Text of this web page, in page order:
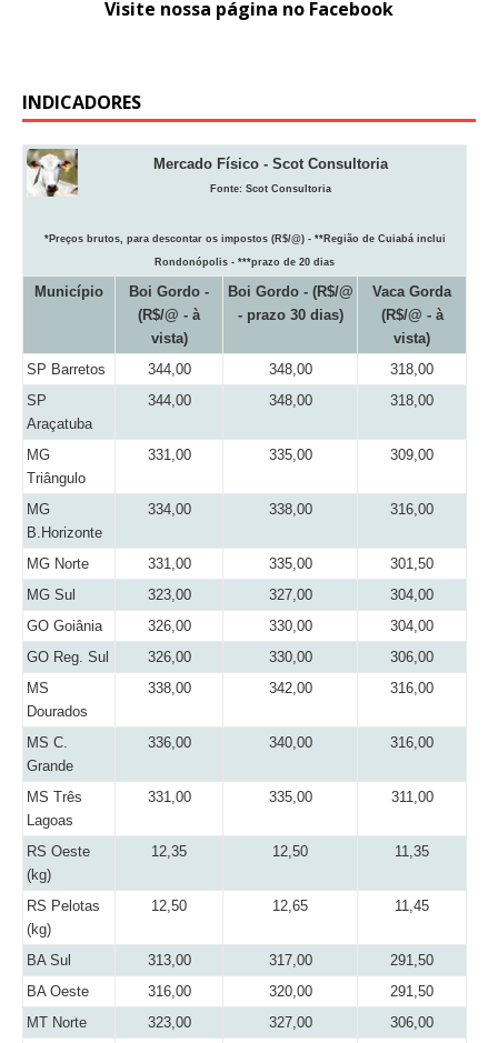
Visite nossa página no Facebook
INDICADORES
Mercado Físico - Scot Consultoria
Fonte: Scot Consultoria
*Preços brutos, para descontar os impostos (R$/@) - **Região de Cuiabá inclui
Rondonópolis - ***prazo de 20 dias
Município
Boi Gordo -
(R$/@ - à
vista)
Boi Gordo - (R$/@
- prazo 30 dias)
Vaca Gorda
(R$/@ - à
vista)
SP Barretos
344,00 348,00
318,00
SP
Araçatuba
344,00 348,00 318,00
MG
Triângulo
331,00 335,00 309,00
MG
B.Horizonte
334,00 338,00 316,00
MG Norte 331,00 335,00
301,50
MG Sul
323,00 327,00
304,00
GO Goiânia
326,00 330,00
304,00
GO Reg. Sul
326,00 330,00
306,00
MS
Dourados
338,00 342,00 316,00
MS C.
Grande
336,00 340,00 316,00
MS Três
Lagoas
331,00 335,00 311,00
RS Oeste
(kg)
12,35 12,50 11,35
RS Pelotas
(kg)
12,50 12,65 11,45
BA Sul 313,00 317,00
291,50
BA Oeste
316,00 320,00
291,50
MT Norte
323,00 327,00
306,00